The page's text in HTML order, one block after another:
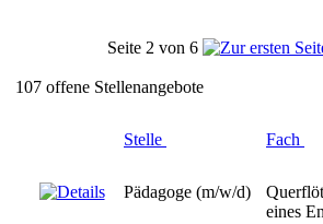
Seite 2 von 6
107 offene Stellenangebote
Stelle Fach
Pädagoge (m/w/d)
eines